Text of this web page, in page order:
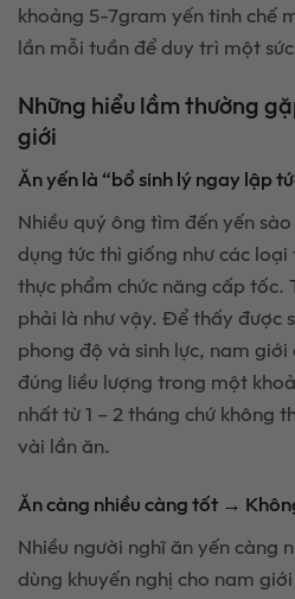
khoảng 5-7gram yến tinh chế
lần mỗi tuần để duy trì một
Những hiểu lầm thường
giới
Ăn yến là “bổ sinh lý ngay lập
Nhiều quý ông tìm đến yến
dụng tức thì giống như các
thực phẩm chức năng cấp tốc.
phải là như vậy. Để thấy được
phong độ và sinh lực, nam giới
đúng liều lượng trong một
nhất từ 1 – 2 tháng chứ không
vài lần ăn.
Ăn càng nhiều càng tốt →
Nhiều người nghĩ ăn yến càng
dùng khuyến nghị cho nam